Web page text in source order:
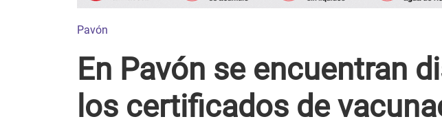
Pavón
En Pavón se encuentran
los certificados de